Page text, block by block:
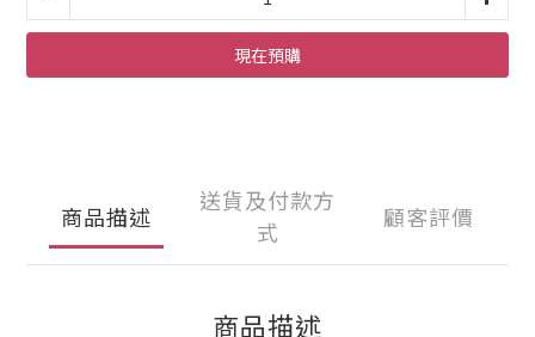
現在預購
商品描述
送貨及付款方
式
顧客評價
商品描述